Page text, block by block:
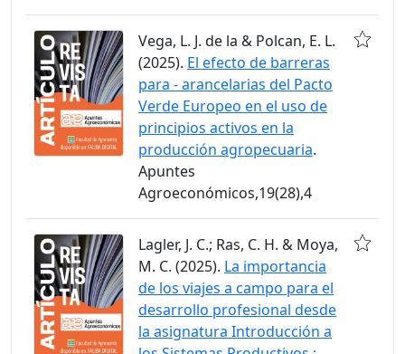
Vega, L. J. de la & Polcan, E. L.
(2025). El efecto de barreras
para - arancelarias del Pacto
Verde Europeo en el uso de
principios activos en la
producción agropecuaria.
Apuntes
Agroeconómicos,19(28),4
Lagler, J. C.; Ras, C. H. & Moya,
M. C. (2025). La importancia
de los viajes a campo para el
desarrollo profesional desde
la asignatura Introducción a